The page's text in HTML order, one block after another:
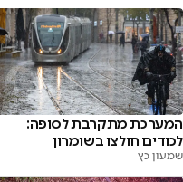
המערכת מתקרבת לסופה:
לכודים חולצו בשומרון
שמעון כץ